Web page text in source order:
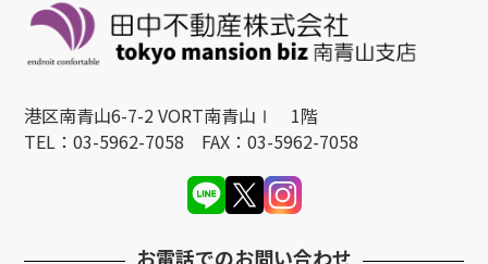
港区南青山6-7-2 VORT南青山Ⅰ 1階
TEL：03-5962-7058 FAX：03-5962-7058
お電話でのお問い合わせ